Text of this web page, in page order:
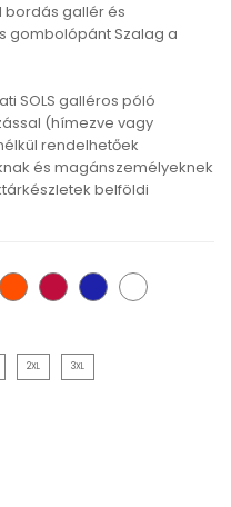
bordás gallér és
gombolópánt Szalag a
SOLS galléros póló
(hímezve vagy
rendelhetőek
és magánszemélyeknek
belföldi
2XL 3XL